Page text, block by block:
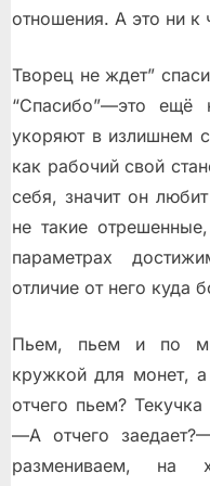
отношения. А это ни к
Творец не ждет”
“Спасибо”—это ещё
укоряют в излишнем
как рабочий свой
себя, значит он
не такие
параметрах
отличие от него куда
Пьем, пьем и по
кружкой для монет,
отчего пьем?
—А отчего
размениваем, на